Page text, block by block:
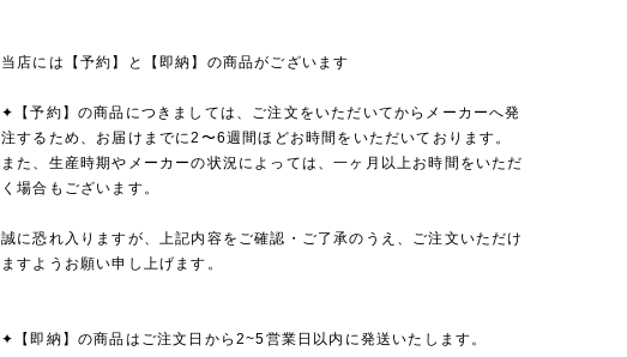
当店には【予約】と【即納】の商品がございます
✦【予約】の商品につきましては、ご注文をいただいてからメーカーへ発
注するため、お届けまでに2〜6週間ほどお時間をいただいております。
また、生産時期やメーカーの状況によっては、一ヶ月以上お時間をいただ
く場合もございます。
誠に恐れ入りますが、上記内容をご確認・ご了承のうえ、ご注文いただけ
ますようお願い申し上げます。
✦【即納】の商品はご注文日から2~5営業日以内に発送いたします。